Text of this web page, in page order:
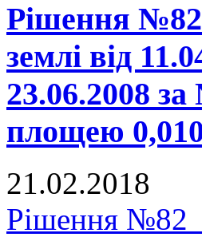
Рішення
землі від
23.06.2008
площею
21.02.2018
Рішення